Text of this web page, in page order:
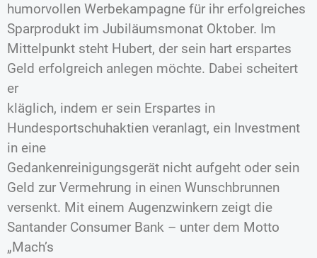
humorvollen Werbekampagne für ihr erfolgreiches
Sparprodukt im Jubiläumsmonat Oktober. Im
Mittelpunkt steht Hubert, der sein hart erspartes
Geld erfolgreich anlegen möchte. Dabei scheitert
er
kläglich, indem er sein Erspartes in
Hundesportschuhaktien veranlagt, ein Investment
in eine
Gedankenreinigungsgerät nicht aufgeht oder sein
Geld zur Vermehrung in einen Wunschbrunnen
versenkt. Mit einem Augenzwinkern zeigt die
Santander Consumer Bank – unter dem Motto
„Mach’s